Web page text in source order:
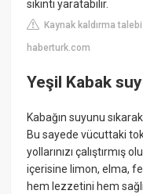
sıkıntı yaratabilir.
Kaynak kaldırma talebi
haberturk.com
Yeşil Kabak
Kabağın suyunu
Bu sayede vücuttaki
yollarınızı çalıştırmış
içerisine limon, elma,
hem lezzetini hem